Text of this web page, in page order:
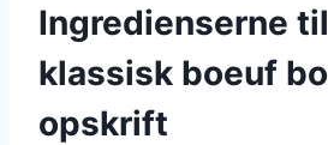
Ingredienserne
klassisk boeuf
opskrift